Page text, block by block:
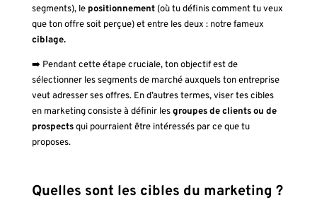
segments), le positionnement (où tu définis comment tu veux
que ton offre soit perçue) et entre les deux : notre fameux
ciblage.
➡️ Pendant cette étape cruciale, ton objectif est de
sélectionner les segments de marché auxquels ton entreprise
veut adresser ses offres. En d’autres termes, viser tes cibles
en marketing consiste à définir lesgroupes de clients ou de
prospectsqui pourraient être intéressés par ce que tu
proposes.
Quelles sont les cibles du marketing ?